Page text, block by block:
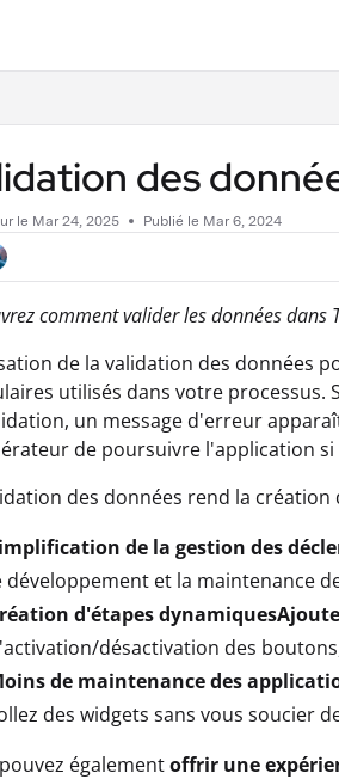
des
le Mar 24, 2025 Publié le Mar 6, 2024
comment valider les données
de la validation des données
utilisés dans votre processus.
un message d'erreur
de poursuivre l'application si
des données rend la
de la gestion des
développement et la maintenance
d'étapes
désactivation des
de maintenance des
des widgets sans vous soucier
égalementoffrir une